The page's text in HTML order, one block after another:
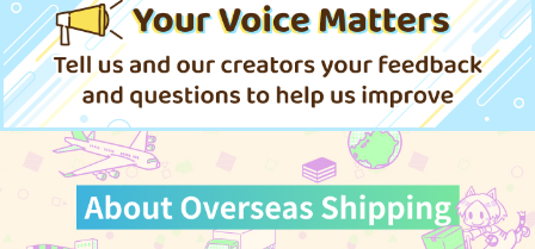
お隣さんのギャルが僕
お隣さんのギャルが僕
異世界でスローライフ
オーバーラップ
726円（税込）
サンプル
カート
オーバーラップ
サンプル
オーバーラップ
748 （税込）
サンプル